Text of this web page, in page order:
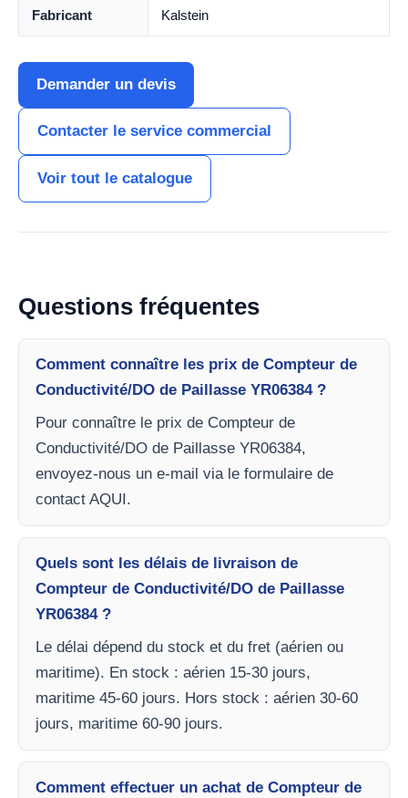
Fabricant Kalstein
Demander un devis
Contacter le service commercial
Voir tout le catalogue
Questions fréquentes
Comment connaître les prix de Compteur de
Conductivité/DO de Paillasse YR06384 ?
Pour connaître le prix de Compteur de
Conductivité/DO de Paillasse YR06384,
envoyez-nous un e-mail via le formulaire de
contact AQUI.
Quels sont les délais de livraison de
Compteur de Conductivité/DO de Paillasse
YR06384 ?
Le délai dépend du stock et du fret (aérien ou
maritime). En stock : aérien 15-30 jours,
maritime 45-60 jours. Hors stock : aérien 30-60
jours, maritime 60-90 jours.
Comment effectuer un achat de Compteur de